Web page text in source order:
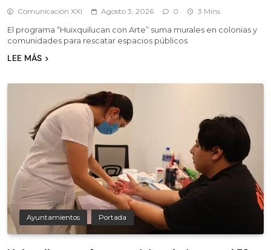
Comunicación XXI Agosto 3, 2026 0 3 Mins
El programa “Huixquilucan con Arte” suma murales en colonias y
comunidades para rescatar espacios públicos
LEE MÁS
Ayuntamientos Portada